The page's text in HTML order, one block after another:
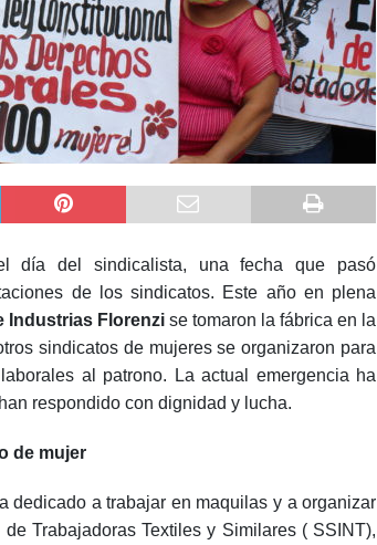
día del sindicalista, una fecha que pasó
de los sindicatos. Este año en plena
Industrias Florenzi se tomaron la fábrica en la
sindicatos de mujeres se organizaron para
al patrono. La actual emergencia ha
respondido con dignidad y lucha.
de mujer
dedicado a trabajar en maquilas y a organizar
de Trabajadoras Textiles y Similares ( SSINT),